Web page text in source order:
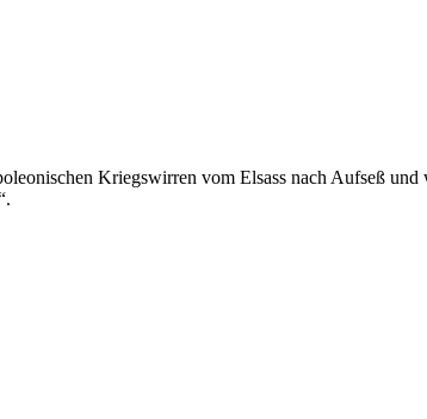
Kriegswirren vom Elsass nach Aufseß